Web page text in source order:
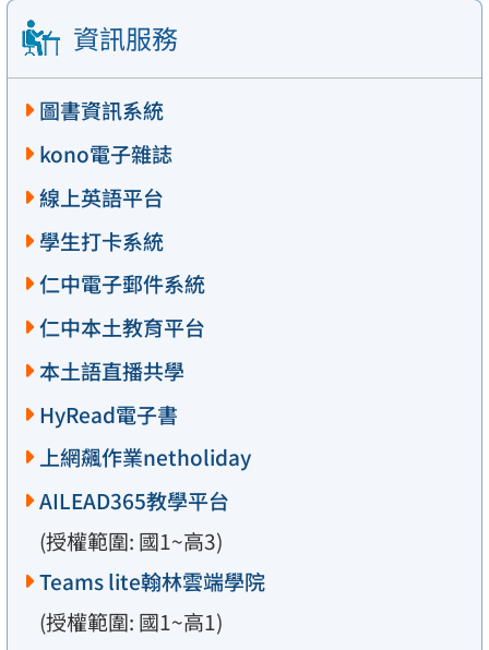
資訊服務
圖書資訊系統
kono電子雜誌
線上英語平台
學生打卡系統
仁中電子郵件系統
仁中本土教育平台
本土語直播共學
HyRead電子書
上網飆作業netholiday
AILEAD365教學平台
(授權範圍: 國1~高3)
Teams lite翰林雲端學院
(授權範圍: 國1~高1)